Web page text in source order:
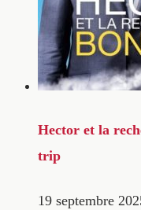
Hector et la
trip
19 septembre